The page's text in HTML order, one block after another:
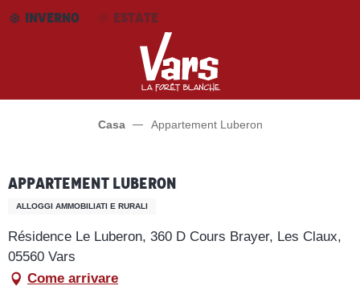
AllerINVERNO ESTATE
Casa Appartement Luberon
Appartement Luberon
ALLOGGI AMMOBILIATI E RURALI
Résidence Le Luberon, 360 D Cours Brayer, Les Claux,
05560 Vars
Come arrivare